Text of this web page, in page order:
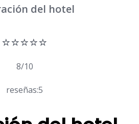
del hotel
⭐⭐⭐⭐⭐
8/10
reseñas:5